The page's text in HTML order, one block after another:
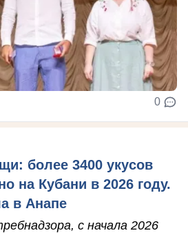
0
более 3400 укусов
на Кубани в 2026 году.
в Анапе
с начала 2026